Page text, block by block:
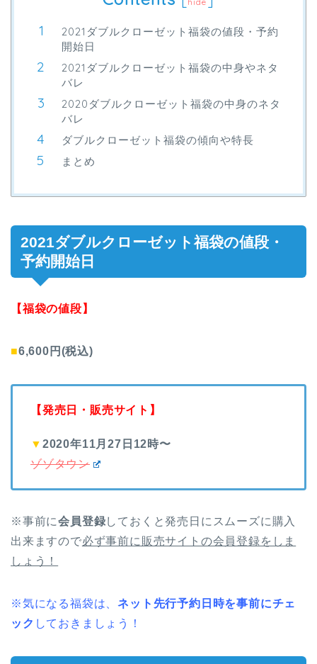
2021ダブルクローゼット福袋の値段・予約
開始日
2021ダブルクローゼット福袋の中身やネタ
バレ
2020ダブルクローゼット福袋の中身のネタ
バレ
ダブルクローゼット福袋の傾向や特長
まとめ
2021ダブルクローゼット福袋の値段・
予約開始日
【福袋の値段】
■6,600円(税込)
【発売日・販売サイト】
▼ 2020年11月27日12時〜
ゾゾタウン
※事前に会員登録しておくと発売日にスムーズに購入
出来ますので必ず事前に販売サイトの会員登録をしま
しょう！
※気になる福袋は、ネット先行予約日時を事前にチェ
ック しておきましょう！